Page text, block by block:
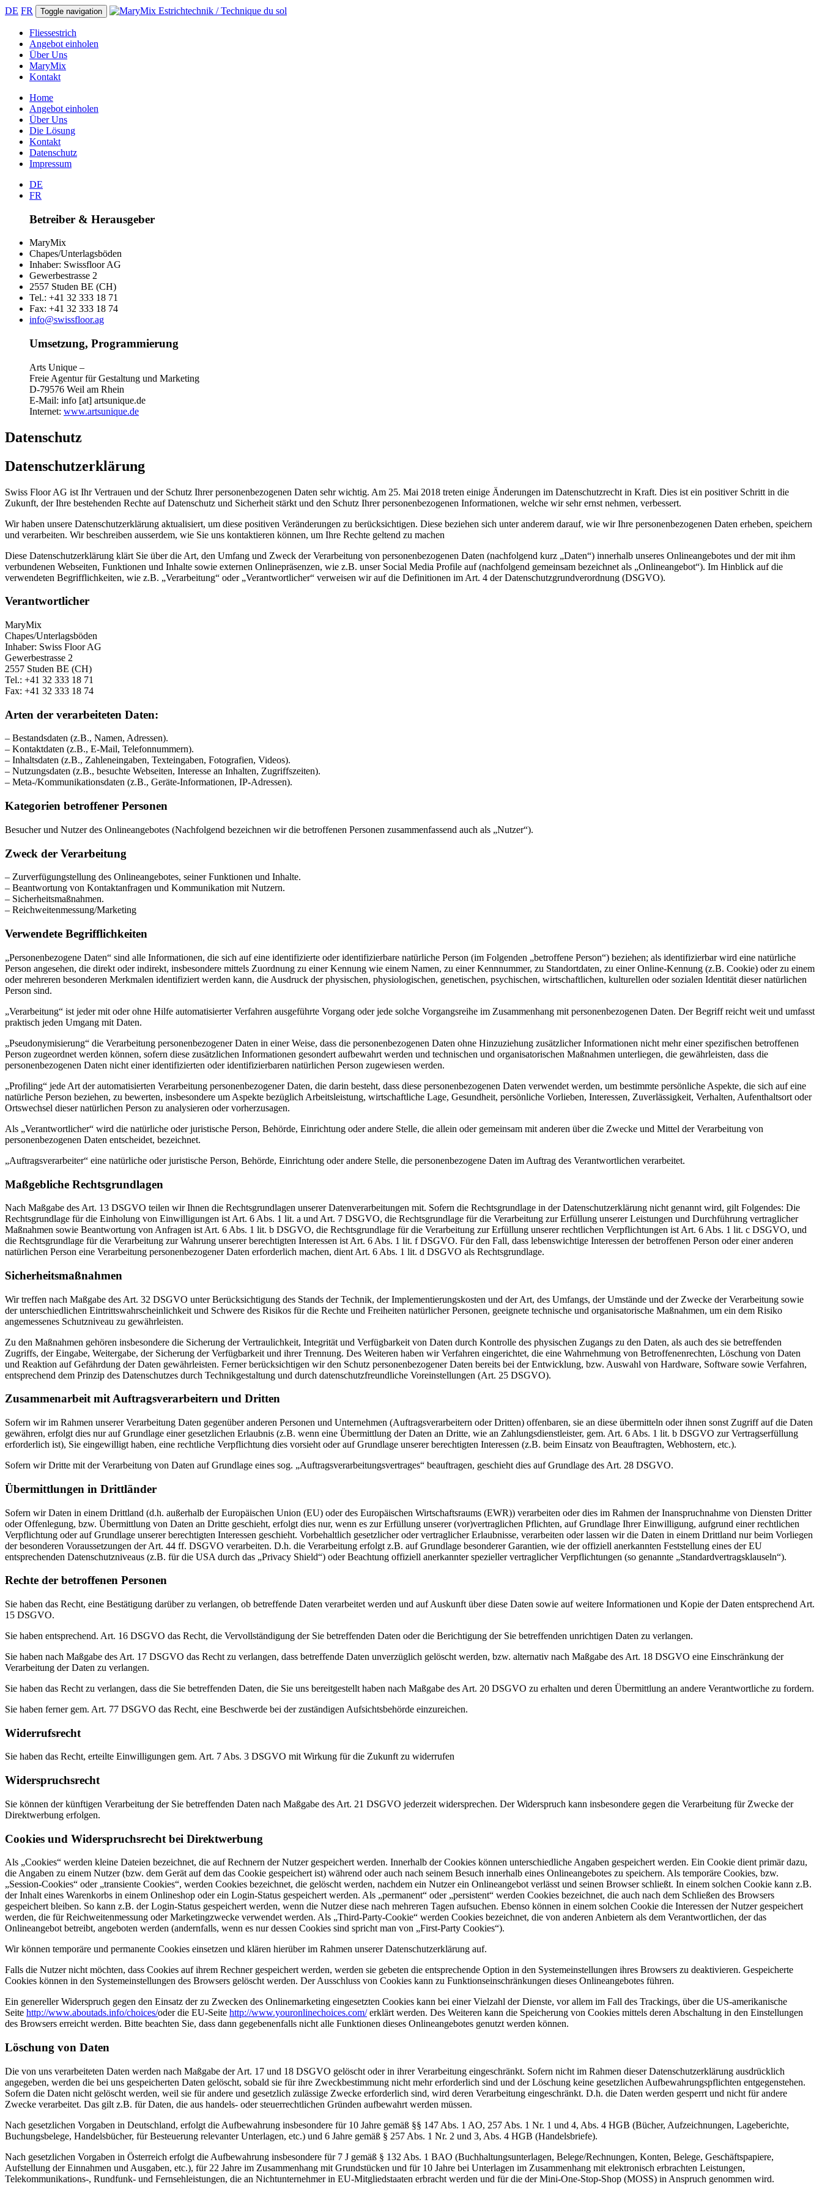
DE FR Toggle navigation
Fliessestrich
Angebot einholen
Über Uns
MaryMix
Kontakt
Home
Angebot einholen
Über Uns
Die Lösung
Kontakt
Datenschutz
Impressum
DE
FR
Betreiber & Herausgeber
MaryMix
Chapes/Unterlagsböden
Inhaber: Swissfloor AG
Gewerbestrasse 2
2557 Studen BE (CH)
Tel.: +41 32 333 18 71
Fax: +41 32 333 18 74
info@swissfloor.ag
Umsetzung, Programmierung
Arts Unique –
Freie Agentur für Gestaltung und Marketing
D-79576 Weil am Rhein
E-Mail: info [at] artsunique.de
Internet: www.artsunique.de
Datenschutz
Datenschutzerklärung
Swiss Floor AG ist Ihr Vertrauen und der Schutz Ihrer personenbezogenen Daten sehr wichtig. Am 25. Mai 2018 treten einige Änderungen im Datenschutzrecht in Kraft. Dies ist ein positiver Schritt in die
Zukunft, der Ihre bestehenden Rechte auf Datenschutz und Sicherheit stärkt und den Schutz Ihrer personenbezogenen Informationen, welche wir sehr ernst nehmen, verbessert.
Wir haben unsere Datenschutzerklärung aktualisiert, um diese positiven Veränderungen zu berücksichtigen. Diese beziehen sich unter anderem darauf, wie wir Ihre personenbezogenen Daten erheben, speichern
und verarbeiten. Wir beschreiben ausserdem, wie Sie uns kontaktieren können, um Ihre Rechte geltend zu machen
Diese Datenschutzerklärung klärt Sie über die Art, den Umfang und Zweck der Verarbeitung von personenbezogenen Daten (nachfolgend kurz „Daten“) innerhalb unseres Onlineangebotes und der mit ihm
verbundenen Webseiten, Funktionen und Inhalte sowie externen Onlinepräsenzen, wie z.B. unser Social Media Profile auf (nachfolgend gemeinsam bezeichnet als „Onlineangebot“). Im Hinblick auf die
verwendeten Begrifflichkeiten, wie z.B. „Verarbeitung“ oder „Verantwortlicher“ verweisen wir auf die Definitionen im Art. 4 der Datenschutzgrundverordnung (DSGVO).
Verantwortlicher
MaryMix
Chapes/Unterlagsböden
Inhaber: Swiss Floor AG
Gewerbestrasse 2
2557 Studen BE (CH)
Tel.: +41 32 333 18 71
Fax: +41 32 333 18 74
Arten der verarbeiteten Daten:
– Bestandsdaten (z.B., Namen, Adressen).
– Kontaktdaten (z.B., E-Mail, Telefonnummern).
– Inhaltsdaten (z.B., Zahleneingaben, Texteingaben, Fotografien, Videos).
– Nutzungsdaten (z.B., besuchte Webseiten, Interesse an Inhalten, Zugriffszeiten).
– Meta-/Kommunikationsdaten (z.B., Geräte-Informationen, IP-Adressen).
Kategorien betroffener Personen
Besucher und Nutzer des Onlineangebotes (Nachfolgend bezeichnen wir die betroffenen Personen zusammenfassend auch als „Nutzer“).
Zweck der Verarbeitung
– Zurverfügungstellung des Onlineangebotes, seiner Funktionen und Inhalte.
– Beantwortung von Kontaktanfragen und Kommunikation mit Nutzern.
– Sicherheitsmaßnahmen.
– Reichweitenmessung/Marketing
Verwendete Begrifflichkeiten
„Personenbezogene Daten“ sind alle Informationen, die sich auf eine identifizierte oder identifizierbare natürliche Person (im Folgenden „betroffene Person“) beziehen; als identifizierbar wird eine natürliche
Person angesehen, die direkt oder indirekt, insbesondere mittels Zuordnung zu einer Kennung wie einem Namen, zu einer Kennnummer, zu Standortdaten, zu einer Online-Kennung (z.B. Cookie) oder zu einem
oder mehreren besonderen Merkmalen identifiziert werden kann, die Ausdruck der physischen, physiologischen, genetischen, psychischen, wirtschaftlichen, kulturellen oder sozialen Identität dieser natürlichen
Person sind.
„Verarbeitung“ ist jeder mit oder ohne Hilfe automatisierter Verfahren ausgeführte Vorgang oder jede solche Vorgangsreihe im Zusammenhang mit personenbezogenen Daten. Der Begriff reicht weit und umfasst
praktisch jeden Umgang mit Daten.
„Pseudonymisierung“ die Verarbeitung personenbezogener Daten in einer Weise, dass die personenbezogenen Daten ohne Hinzuziehung zusätzlicher Informationen nicht mehr einer spezifischen betroffenen
Person zugeordnet werden können, sofern diese zusätzlichen Informationen gesondert aufbewahrt werden und technischen und organisatorischen Maßnahmen unterliegen, die gewährleisten, dass die
personenbezogenen Daten nicht einer identifizierten oder identifizierbaren natürlichen Person zugewiesen werden.
„Profiling“ jede Art der automatisierten Verarbeitung personenbezogener Daten, die darin besteht, dass diese personenbezogenen Daten verwendet werden, um bestimmte persönliche Aspekte, die sich auf eine
natürliche Person beziehen, zu bewerten, insbesondere um Aspekte bezüglich Arbeitsleistung, wirtschaftliche Lage, Gesundheit, persönliche Vorlieben, Interessen, Zuverlässigkeit, Verhalten, Aufenthaltsort oder
Ortswechsel dieser natürlichen Person zu analysieren oder vorherzusagen.
Als „Verantwortlicher“ wird die natürliche oder juristische Person, Behörde, Einrichtung oder andere Stelle, die allein oder gemeinsam mit anderen über die Zwecke und Mittel der Verarbeitung von
personenbezogenen Daten entscheidet, bezeichnet.
„Auftragsverarbeiter“ eine natürliche oder juristische Person, Behörde, Einrichtung oder andere Stelle, die personenbezogene Daten im Auftrag des Verantwortlichen verarbeitet.
Maßgebliche Rechtsgrundlagen
Nach Maßgabe des Art. 13 DSGVO teilen wir Ihnen die Rechtsgrundlagen unserer Datenverarbeitungen mit. Sofern die Rechtsgrundlage in der Datenschutzerklärung nicht genannt wird, gilt Folgendes: Die
Rechtsgrundlage für die Einholung von Einwilligungen ist Art. 6 Abs. 1 lit. a und Art. 7 DSGVO, die Rechtsgrundlage für die Verarbeitung zur Erfüllung unserer Leistungen und Durchführung vertraglicher
Maßnahmen sowie Beantwortung von Anfragen ist Art. 6 Abs. 1 lit. b DSGVO, die Rechtsgrundlage für die Verarbeitung zur Erfüllung unserer rechtlichen Verpflichtungen ist Art. 6 Abs. 1 lit. c DSGVO, und
die Rechtsgrundlage für die Verarbeitung zur Wahrung unserer berechtigten Interessen ist Art. 6 Abs. 1 lit. f DSGVO. Für den Fall, dass lebenswichtige Interessen der betroffenen Person oder einer anderen
natürlichen Person eine Verarbeitung personenbezogener Daten erforderlich machen, dient Art. 6 Abs. 1 lit. d DSGVO als Rechtsgrundlage.
Sicherheitsmaßnahmen
Wir treffen nach Maßgabe des Art. 32 DSGVO unter Berücksichtigung des Stands der Technik, der Implementierungskosten und der Art, des Umfangs, der Umstände und der Zwecke der Verarbeitung sowie
der unterschiedlichen Eintrittswahrscheinlichkeit und Schwere des Risikos für die Rechte und Freiheiten natürlicher Personen, geeignete technische und organisatorische Maßnahmen, um ein dem Risiko
angemessenes Schutzniveau zu gewährleisten.
Zu den Maßnahmen gehören insbesondere die Sicherung der Vertraulichkeit, Integrität und Verfügbarkeit von Daten durch Kontrolle des physischen Zugangs zu den Daten, als auch des sie betreffenden
Zugriffs, der Eingabe, Weitergabe, der Sicherung der Verfügbarkeit und ihrer Trennung. Des Weiteren haben wir Verfahren eingerichtet, die eine Wahrnehmung von Betroffenenrechten, Löschung von Daten
und Reaktion auf Gefährdung der Daten gewährleisten. Ferner berücksichtigen wir den Schutz personenbezogener Daten bereits bei der Entwicklung, bzw. Auswahl von Hardware, Software sowie Verfahren,
entsprechend dem Prinzip des Datenschutzes durch Technikgestaltung und durch datenschutzfreundliche Voreinstellungen (Art. 25 DSGVO).
Zusammenarbeit mit Auftragsverarbeitern und Dritten
Sofern wir im Rahmen unserer Verarbeitung Daten gegenüber anderen Personen und Unternehmen (Auftragsverarbeitern oder Dritten) offenbaren, sie an diese übermitteln oder ihnen sonst Zugriff auf die Daten
gewähren, erfolgt dies nur auf Grundlage einer gesetzlichen Erlaubnis (z.B. wenn eine Übermittlung der Daten an Dritte, wie an Zahlungsdienstleister, gem. Art. 6 Abs. 1 lit. b DSGVO zur Vertragserfüllung
erforderlich ist), Sie eingewilligt haben, eine rechtliche Verpflichtung dies vorsieht oder auf Grundlage unserer berechtigten Interessen (z.B. beim Einsatz von Beauftragten, Webhostern, etc.).
Sofern wir Dritte mit der Verarbeitung von Daten auf Grundlage eines sog. „Auftragsverarbeitungsvertrages“ beauftragen, geschieht dies auf Grundlage des Art. 28 DSGVO.
Übermittlungen in Drittländer
Sofern wir Daten in einem Drittland (d.h. außerhalb der Europäischen Union (EU) oder des Europäischen Wirtschaftsraums (EWR)) verarbeiten oder dies im Rahmen der Inanspruchnahme von Diensten Dritter
oder Offenlegung, bzw. Übermittlung von Daten an Dritte geschieht, erfolgt dies nur, wenn es zur Erfüllung unserer (vor)vertraglichen Pflichten, auf Grundlage Ihrer Einwilligung, aufgrund einer rechtlichen
Verpflichtung oder auf Grundlage unserer berechtigten Interessen geschieht. Vorbehaltlich gesetzlicher oder vertraglicher Erlaubnisse, verarbeiten oder lassen wir die Daten in einem Drittland nur beim Vorliegen
der besonderen Voraussetzungen der Art. 44 ff. DSGVO verarbeiten. D.h. die Verarbeitung erfolgt z.B. auf Grundlage besonderer Garantien, wie der offiziell anerkannten Feststellung eines der EU
entsprechenden Datenschutzniveaus (z.B. für die USA durch das „Privacy Shield“) oder Beachtung offiziell anerkannter spezieller vertraglicher Verpflichtungen (so genannte „Standardvertragsklauseln“).
Rechte der betroffenen Personen
Sie haben das Recht, eine Bestätigung darüber zu verlangen, ob betreffende Daten verarbeitet werden und auf Auskunft über diese Daten sowie auf weitere Informationen und Kopie der Daten entsprechend Art.
15 DSGVO.
Sie haben entsprechend. Art. 16 DSGVO das Recht, die Vervollständigung der Sie betreffenden Daten oder die Berichtigung der Sie betreffenden unrichtigen Daten zu verlangen.
Sie haben nach Maßgabe des Art. 17 DSGVO das Recht zu verlangen, dass betreffende Daten unverzüglich gelöscht werden, bzw. alternativ nach Maßgabe des Art. 18 DSGVO eine Einschränkung der
Verarbeitung der Daten zu verlangen.
Sie haben das Recht zu verlangen, dass die Sie betreffenden Daten, die Sie uns bereitgestellt haben nach Maßgabe des Art. 20 DSGVO zu erhalten und deren Übermittlung an andere Verantwortliche zu fordern.
Sie haben ferner gem. Art. 77 DSGVO das Recht, eine Beschwerde bei der zuständigen Aufsichtsbehörde einzureichen.
Widerrufsrecht
Sie haben das Recht, erteilte Einwilligungen gem. Art. 7 Abs. 3 DSGVO mit Wirkung für die Zukunft zu widerrufen
Widerspruchsrecht
Sie können der künftigen Verarbeitung der Sie betreffenden Daten nach Maßgabe des Art. 21 DSGVO jederzeit widersprechen. Der Widerspruch kann insbesondere gegen die Verarbeitung für Zwecke der
Direktwerbung erfolgen.
Cookies und Widerspruchsrecht bei Direktwerbung
Als „Cookies“ werden kleine Dateien bezeichnet, die auf Rechnern der Nutzer gespeichert werden. Innerhalb der Cookies können unterschiedliche Angaben gespeichert werden. Ein Cookie dient primär dazu,
die Angaben zu einem Nutzer (bzw. dem Gerät auf dem das Cookie gespeichert ist) während oder auch nach seinem Besuch innerhalb eines Onlineangebotes zu speichern. Als temporäre Cookies, bzw.
„Session-Cookies“ oder „transiente Cookies“, werden Cookies bezeichnet, die gelöscht werden, nachdem ein Nutzer ein Onlineangebot verlässt und seinen Browser schließt. In einem solchen Cookie kann z.B.
der Inhalt eines Warenkorbs in einem Onlineshop oder ein Login-Status gespeichert werden. Als „permanent“ oder „persistent“ werden Cookies bezeichnet, die auch nach dem Schließen des Browsers
gespeichert bleiben. So kann z.B. der Login-Status gespeichert werden, wenn die Nutzer diese nach mehreren Tagen aufsuchen. Ebenso können in einem solchen Cookie die Interessen der Nutzer gespeichert
werden, die für Reichweitenmessung oder Marketingzwecke verwendet werden. Als „Third-Party-Cookie“ werden Cookies bezeichnet, die von anderen Anbietern als dem Verantwortlichen, der das
Onlineangebot betreibt, angeboten werden (andernfalls, wenn es nur dessen Cookies sind spricht man von „First-Party Cookies“).
Wir können temporäre und permanente Cookies einsetzen und klären hierüber im Rahmen unserer Datenschutzerklärung auf.
Falls die Nutzer nicht möchten, dass Cookies auf ihrem Rechner gespeichert werden, werden sie gebeten die entsprechende Option in den Systemeinstellungen ihres Browsers zu deaktivieren. Gespeicherte
Cookies können in den Systemeinstellungen des Browsers gelöscht werden. Der Ausschluss von Cookies kann zu Funktionseinschränkungen dieses Onlineangebotes führen.
Ein genereller Widerspruch gegen den Einsatz der zu Zwecken des Onlinemarketing eingesetzten Cookies kann bei einer Vielzahl der Dienste, vor allem im Fall des Trackings, über die US-amerikanische
Seite http://www.aboutads.info/choices/oder die EU-Seite http://www.youronlinechoices.com/erklärt werden. Des Weiteren kann die Speicherung von Cookies mittels deren Abschaltung in den Einstellungen
des Browsers erreicht werden. Bitte beachten Sie, dass dann gegebenenfalls nicht alle Funktionen dieses Onlineangebotes genutzt werden können.
Löschung von Daten
Die von uns verarbeiteten Daten werden nach Maßgabe der Art. 17 und 18 DSGVO gelöscht oder in ihrer Verarbeitung eingeschränkt. Sofern nicht im Rahmen dieser Datenschutzerklärung ausdrücklich
angegeben, werden die bei uns gespeicherten Daten gelöscht, sobald sie für ihre Zweckbestimmung nicht mehr erforderlich sind und der Löschung keine gesetzlichen Aufbewahrungspflichten entgegenstehen.
Sofern die Daten nicht gelöscht werden, weil sie für andere und gesetzlich zulässige Zwecke erforderlich sind, wird deren Verarbeitung eingeschränkt. D.h. die Daten werden gesperrt und nicht für andere
Zwecke verarbeitet. Das gilt z.B. für Daten, die aus handels- oder steuerrechtlichen Gründen aufbewahrt werden müssen.
Nach gesetzlichen Vorgaben in Deutschland, erfolgt die Aufbewahrung insbesondere für 10 Jahre gemäß §§ 147 Abs. 1 AO, 257 Abs. 1 Nr. 1 und 4, Abs. 4 HGB (Bücher, Aufzeichnungen, Lageberichte,
Buchungsbelege, Handelsbücher, für Besteuerung relevanter Unterlagen, etc.) und 6 Jahre gemäß § 257 Abs. 1 Nr. 2 und 3, Abs. 4 HGB (Handelsbriefe).
Nach gesetzlichen Vorgaben in Österreich erfolgt die Aufbewahrung insbesondere für 7 J gemäß § 132 Abs. 1 BAO (Buchhaltungsunterlagen, Belege/Rechnungen, Konten, Belege, Geschäftspapiere,
Aufstellung der Einnahmen und Ausgaben, etc.), für 22 Jahre im Zusammenhang mit Grundstücken und für 10 Jahre bei Unterlagen im Zusammenhang mit elektronisch erbrachten Leistungen,
Telekommunikations-, Rundfunk- und Fernsehleistungen, die an Nichtunternehmer in EU-Mitgliedstaaten erbracht werden und für die der Mini-One-Stop-Shop (MOSS) in Anspruch genommen wird.